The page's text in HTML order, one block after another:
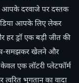
आपके दरवाजे पर दस्तक
आपके लिए लेकर
हर ड्रॉ एक बड़ी जीत की
समझकर खेलने और
एक लॉटरी प्लेटफॉर्म
भुगतान का वादा